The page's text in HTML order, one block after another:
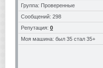
Группа: Проверенные
Сообщений: 298
Репутация: 0
Моя машина: был 35 стал 35+